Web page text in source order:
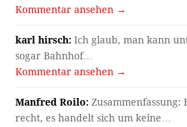
Kommentar ansehen →
karl hirsch: Ich glaub, man kann
sogar Bahnhof…
Kommentar ansehen →
Manfred Roilo:
recht, es handelt sich um keine…